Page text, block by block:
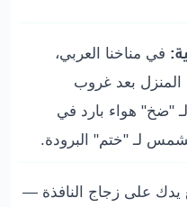
في مناخنا العربي،
المنزل بعد غروب
"ضخ" هواء بارد في
لـ "ختم" البرودة.
يدك على زجاج النافذة —